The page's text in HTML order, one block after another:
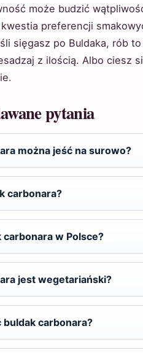
może budzić
preferencji
sięgasz po Buldaka, rób
z ilością. Albo ciesz
pytania
można jeść na surowo?
carbonara?
w Polsce?
jest wegetariański?
buldak carbonara?